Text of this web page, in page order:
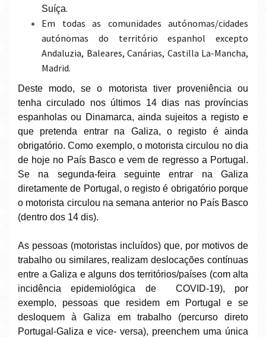
Suíça.
Em todas as comunidades autónomas/cidades
autónomas do território espanhol excepto
Andaluzia, Baleares, Canárias, Castilla La-Mancha,
Madrid.
Deste modo, se o motorista tiver proveniência ou
tenha circulado nos últimos 14 dias nas províncias
espanholas ou Dinamarca, ainda sujeitos a registo e
que pretenda entrar na Galiza, o registo é ainda
obrigatório. Como exemplo, o motorista circulou no dia
de hoje no País Basco e vem de regresso a Portugal.
Se na segunda-feira seguinte entrar na Galiza
diretamente de Portugal, o registo é obrigatório porque
o motorista circulou na semana anterior no País Basco
(dentro dos 14 dis).
As pessoas (motoristas incluídos) que, por motivos de
trabalho ou similares, realizam deslocações contínuas
entre a Galiza e alguns dos territórios/países (com alta
incidência epidemiológica de COVID-19), por
exemplo, pessoas que residem em Portugal e se
desloquem à Galiza em trabalho (percurso direto
Portugal-Galiza e vice- versa), preenchem uma única